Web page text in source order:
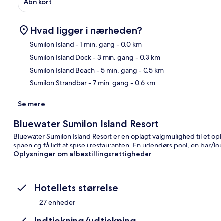
Hvad ligger i nærheden?
Sumilon Island - 1 min. gang - 0.0 km
Sumilon Island Dock- 3 min. gang - 0.3 km
Sumilon Island Beach- 5 min. gang - 0.5 km
Sumilon Strandbar- 7 min. gang - 0.6 km
Se mere
Bluewater Sumilon Island Resort
Bluewater Sumilon Island Resort er en oplagt valgmulighed til et
spaen og få lidt at spise i restauranten. En udendørs pool, en bar/
Oplysninger om afbestillingsrettigheder
Hotellets størrelse
27 enheder